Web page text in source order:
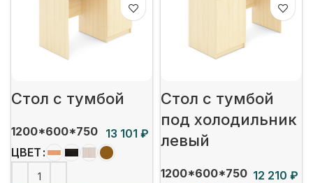
Стол с тумбой
1200*600*750
₽
ЦВЕТ
Стол с тумбой
под холодильник
левый
1200*600*750
₽